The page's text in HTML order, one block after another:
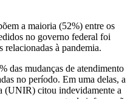
a maioria (52%) entre os
no governo federal foi
relacionadas à pandemia.
das mudanças de atendimento
no período. Em uma delas, a
(UNIR) citou indevidamente a